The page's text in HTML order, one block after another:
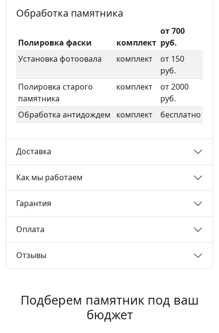
Обработка памятника
Полировка фаски комплект
от 700
руб.
Установка фотоовала
комплект
от 150
руб.
Полировка старого
памятника
комплект
от 2000
руб.
Обработка антидождем
комплект бесплатно
Доставка
Как мы работаем
Гарантия
Оплата
Отзывы
Подберем памятник под ваш
бюджет